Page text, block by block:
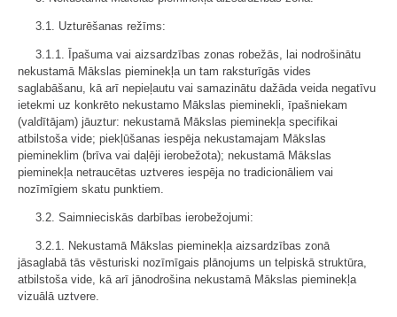
3.1. Uzturēšanas režīms:
3.1.1. Īpašuma vai aizsardzības zonas robežās, lai nodrošinātu
nekustamā Mākslas pieminekļa un tam raksturīgās vides
saglabāšanu, kā arī nepieļautu vai samazinātu dažāda veida negatīvu
ietekmi uz konkrēto nekustamo Mākslas pieminekli, īpašniekam
(valdītājam) jāuztur: nekustamā Mākslas pieminekļa specifikai
atbilstoša vide; piekļūšanas iespēja nekustamajam Mākslas
piemineklim (brīva vai daļēji ierobežota); nekustamā Mākslas
pieminekļa netraucētas uztveres iespēja no tradicionāliem vai
nozīmīgiem skatu punktiem.
3.2. Saimnieciskās darbības ierobežojumi:
3.2.1. Nekustamā Mākslas pieminekļa aizsardzības zonā
jāsaglabā tās vēsturiski nozīmīgais plānojums un telpiskā struktūra,
atbilstoša vide, kā arī jānodrošina nekustamā Mākslas pieminekļa
vizuālā uztvere.